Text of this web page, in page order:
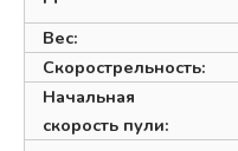
Вес:
Скорострельность:
Начальная
скорость пули: